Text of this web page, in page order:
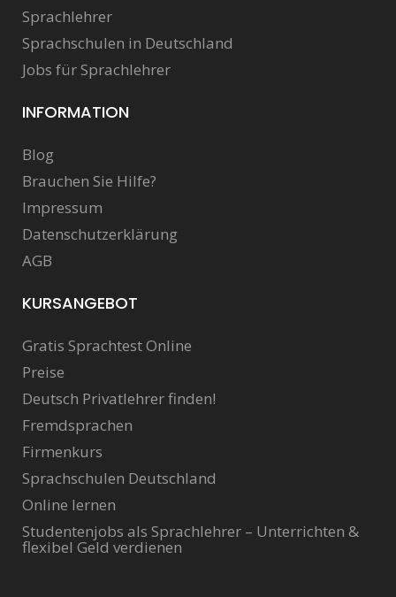
Sprachlehrer
Sprachschulen in Deutschland
Jobs für Sprachlehrer
INFORMATION
Blog
Brauchen Sie Hilfe?
Impressum
Datenschutzerklärung
AGB
KURSANGEBOT
Gratis Sprachtest Online
Preise
Deutsch Privatlehrer finden!
Fremdsprachen
Firmenkurs
Sprachschulen Deutschland
Online lernen
Studentenjobs als Sprachlehrer – Unterrichten &
flexibel Geld verdienen